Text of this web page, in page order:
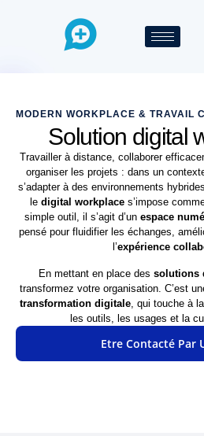
MODERN WORKPLACE & TRAVAIL
Solution digital
Travailler à distance, collaborer
organiser les projets : dans un
s’adapter à des environnements
le digital workplaces’impose
simple outil, il s’agit d’un espace
pensé pour fluidifier les échanges,
l’expérience
En mettant en place des solutions
transformez votre organisation. C’est
transformation digitale , qui touche à
les outils, les usages et la
Etre Contacté Par